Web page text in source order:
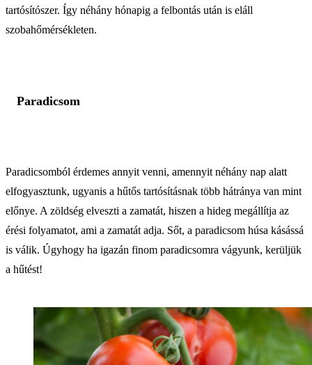
tartósítószer. Így néhány hónapig a felbontás után is eláll
szobahőmérsékleten.
Paradicsom
Paradicsomból érdemes annyit venni, amennyit néhány nap alatt
elfogyasztunk, ugyanis a hűtős tartósításnak több hátránya van mint
előnye. A zöldség elveszti a zamatát, hiszen a hideg megállítja az
érési folyamatot, ami a zamatát adja. Sőt, a paradicsom húsa kásássá
is válik. Úgyhogy ha igazán finom paradicsomra vágyunk, kerüljük
a hűtést!